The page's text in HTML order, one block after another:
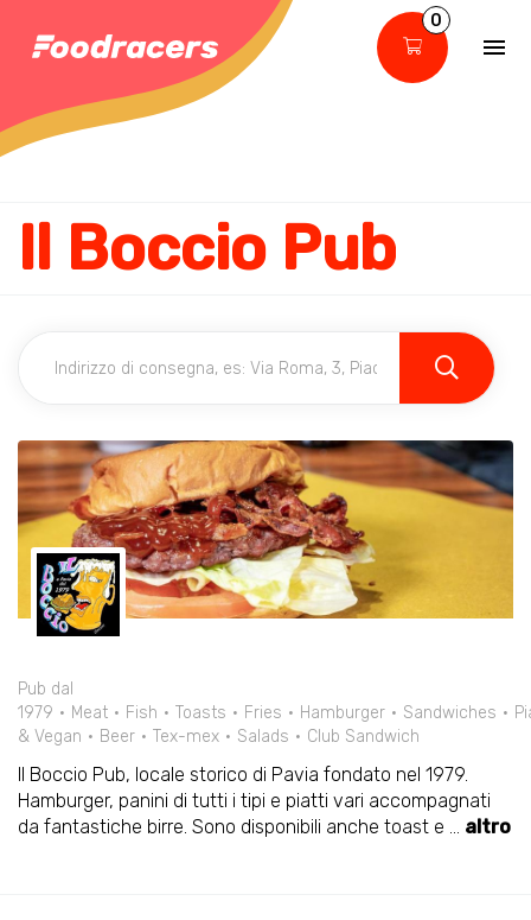
0
Il Boccio Pub
Pub dal
1979
Meat Fish Toasts Fries Hamburger Sandwiches
& Vegan
Beer Tex-mex Salads Club Sandwich
Il Boccio Pub, locale storico di Pavia fondato nel 1979.
Hamburger, panini di tutti i tipi e piatti vari accompagnati
da fantastiche birre. Sono disponibili anche toast e ... altro